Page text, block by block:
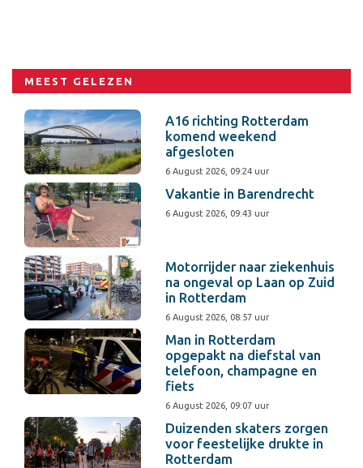
MEEST GELEZEN
A16 richting Rotterdam
komend weekend
afgesloten
6 August 2026, 09:24 uur
Vakantie in Barendrecht
6 August 2026, 09:43 uur
Motorrijder naar ziekenhuis
na ongeval op Laan op Zuid
in Rotterdam
6 August 2026, 08:57 uur
Man in Rotterdam
opgepakt na diefstal van
telefoon, champagne en
fiets
6 August 2026, 09:07 uur
Duizenden skaters zorgen
voor feestelijke drukte in
Rotterdam